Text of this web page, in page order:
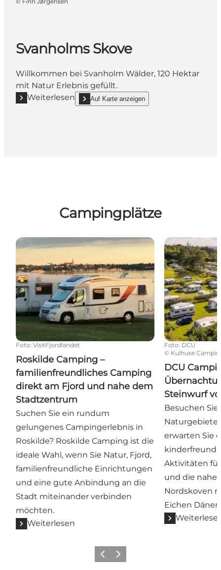
Svanholms Skove
Willkommen bei Svanholm Wälder, 120 Hektar
mit Natur Erlebnis gefüllt.
Weiterlesen
Mehr erfahren "Svanholms Skove"
Auf Karte anzeigen
show Svanholms Skove on_map
Campingplätze
Roskilde Camping – familienfreundliches
Foto: VisitFjordlandet
Roskilde Camping –
familienfreundliches Camping
direkt am Fjord und nahe dem
Stadtzentrum
Suchen Sie ein rundum
gelungenes Campingerlebnis in
Roskilde? Roskilde Camping ist die
ideale Wahl, wenn Sie Natur, Fjord,
familienfreundliche Einrichtungen
und eine gute Anbindung an die
Stadt miteinander verbinden
möchten.
Weiterlesen
DCU
Foto: DCU
© Kulhuse
DCU
Steinwurf
Besuchen
Naturgebiete
erwarten Sie
Aktivitäten
und die
Nordskoven
Eichen
Vorherige Folie
Nächste Folie